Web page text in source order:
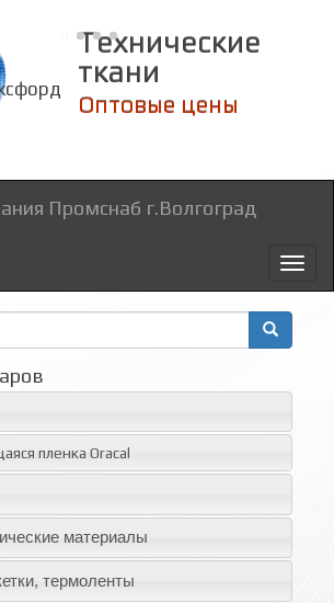
Технические
ткани
Оптовые цены
Промснаб г.Волгоград
пленка Oracal
материалы
термоленты